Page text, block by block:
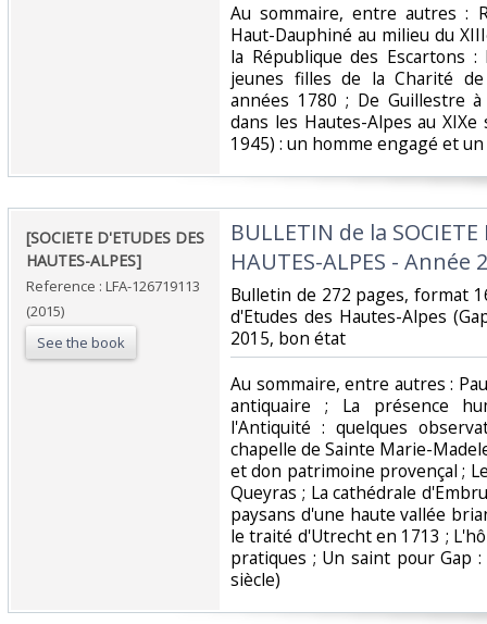
‎Au sommaire, entre autres :
Haut-Dauphiné au milieu du
la République des Escartons
jeunes filles de la Charité
années 1780 ; De Guillestre
dans les Hautes-Alpes au
1945) : un homme engagé et
‎[SOCIETE D'ETUDES DES
HAUTES-ALPES] ‎
Reference : LFA-126719113
(2015)
See the book
‎BULLETIN de la SOCIETE
HAUTES-ALPES - Année
‎Bulletin de 272 pages, format
d'Etudes des Hautes-Alpes
2015, bon état‎
‎Au sommaire, entre autres :
antiquaire ; La présence
l'Antiquité : quelques
chapelle de Sainte Marie-
et don patrimoine provençal ;
Queyras ; La cathédrale
paysans d'une haute vallée
le traité d'Utrecht en 1713 ;
pratiques ; Un saint pour Gap
siècle)‎